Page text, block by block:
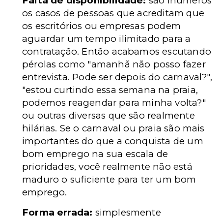
os casos de pessoas que acreditam que
os escritórios ou empresas podem
aguardar um tempo ilimitado para a
contratação. Então acabamos escutando
pérolas como "amanhã não posso fazer
entrevista. Pode ser depois do carnaval?",
"estou curtindo essa semana na praia,
podemos reagendar para minha volta?"
ou outras diversas que são realmente
hilárias. Se o carnaval ou praia são mais
importantes do que a conquista de um
bom emprego na sua escala de
prioridades, você realmente não está
maduro o suficiente para ter um bom
emprego.
Forma errada: simplesmente